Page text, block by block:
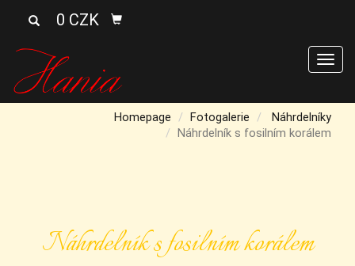
0 CZK
Homepage Fotogalerie
Náhrdelníky
Náhrdelník s fosilním korálem
Náhrdelník s fosilním korálem